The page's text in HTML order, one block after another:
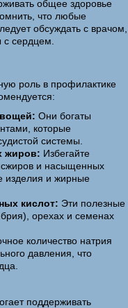
общее здоровье
что любые
обсуждать с врачом,
сердцем.
роль в профилактике
Они богаты
которые
системы.
жиров: Избегайте
и насыщенных
изделия и жирные
кислот: Эти полезные
орехах и семенах
количество натрия
давления, что
поддерживать